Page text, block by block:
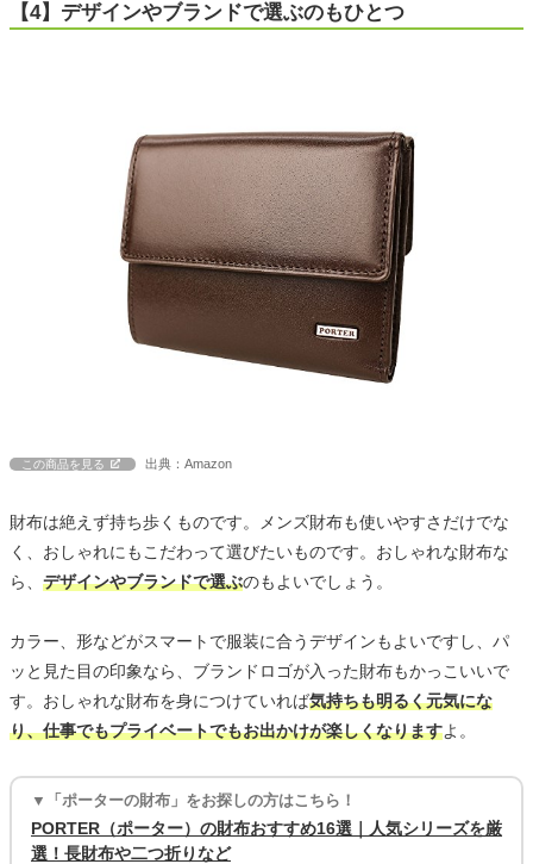
【4】デザインやブランドで選ぶのもひとつ
この商品を見る 出典：Amazon
財布は絶えず持ち歩くものです。メンズ財布も使いやすさだけでな
く、おしゃれにもこだわって選びたいものです。おしゃれな財布な
ら、 デザインやブランドで選ぶのもよいでしょう。
カラー、形などがスマートで服装に合うデザインもよいですし、パ
ッと見た目の印象なら、ブランドロゴが入った財布もかっこいいで
す。おしゃれな財布を身につけていれば気持ちも明るく元気にな
り、仕事でもプライベートでもお出かけが楽しくなりますよ。
▼「ポーターの財布」をお探しの方はこちら！
PORTER（ポーター）の財布おすすめ16選｜人気シリーズを厳
選！長財布や二つ折りなど